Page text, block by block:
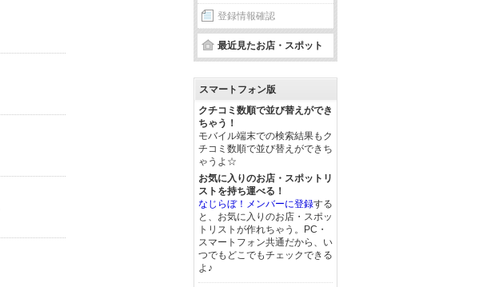
登録情報確認
最近見たお店・スポット
スマートフォン版
クチコミ数順で並び替えができ
ちゃう！
モバイル端末での検索結果もク
チコミ数順で並び替えができち
ゃうよ☆
お気に入りのお店・スポットリ
ストを持ち運べる！
なじらぼ！メンバーに登録する
と、お気に入りのお店・スポッ
トリストが作れちゃう。PC・
スマートフォン共通だから、い
つでもどこでもチェックできる
よ♪